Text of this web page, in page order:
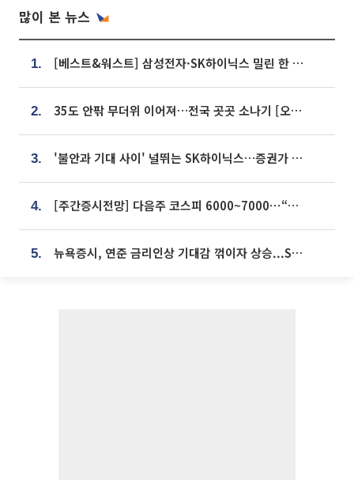
많이 본 뉴스
1. [베스트&워스트] 삼성전자·SK하이닉스 밀린 한 주…상상인증권은 85% 급등
2. 35도 안팎 무더위 이어져…전국 곳곳 소나기 [오늘 날씨]
3. '불안과 기대 사이' 널뛰는 SK하이닉스…증권가 "HBM4·LTA 기반 펀터멘털 견고"
4. [주간증시전망] 다음주 코스피 6000~7000⋯“外人 수급은 정책이 변수”
5. 뉴욕증시, 연준 금리인상 기대감 꺾이자 상승...S&P500 사상 최고치 [종합]